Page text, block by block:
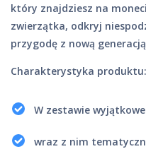
który znajdziesz na
zwierzątka, odkryj
przygodę z nową
Charakterystyka produktu:
W zestawie
wraz z nim